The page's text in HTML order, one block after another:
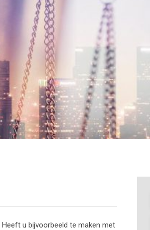
u bijvoorbeeld te maken met